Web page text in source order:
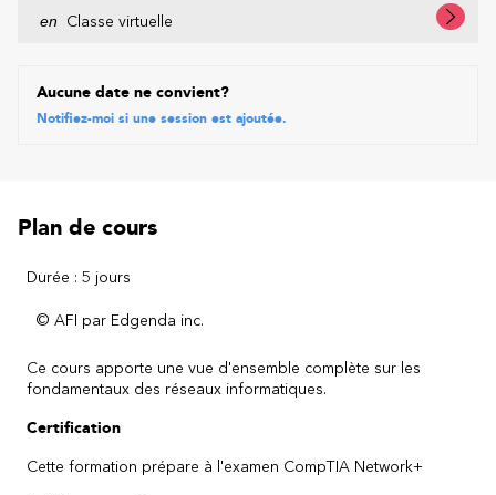
en Classe virtuelle
Aucune date ne convient?
Notifiez-moi si une session est ajoutée.
Plan de cours
Durée : 5 jours
© AFI par Edgenda inc.
Ce cours apporte une vue d'ensemble complète sur les
fondamentaux des réseaux informatiques.
Certification
Cette formation prépare à l'examen CompTIA Network+